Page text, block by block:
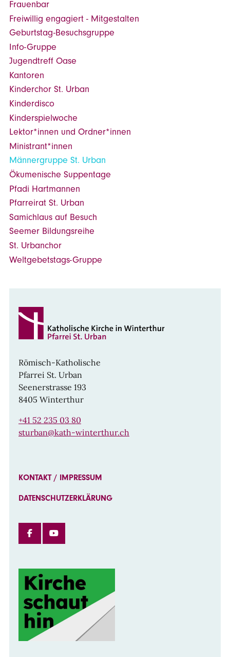
Frauenbar
Freiwillig engagiert - Mitgestalten
Geburtstag-Besuchsgruppe
Info-Gruppe
Jugendtreff Oase
Kantoren
Kinderchor St. Urban
Kinderdisco
Kinderspielwoche
Lektor*innen und Ordner*innen
Ministrant*innen
Männergruppe St. Urban
Ökumenische Suppentage
Pfadi Hartmannen
Pfarreirat St. Urban
Samichlaus auf Besuch
Seemer Bildungsreihe
St. Urbanchor
Weltgebetstags-Gruppe
Römisch-Katholische
Pfarrei St. Urban
Seenerstrasse 193
8405 Winterthur
+41 52 235 03 80
sturban@kath-winterthur.ch
KONTAKT / IMPRESSUM
DATENSCHUTZERKLÄRUNG
FACEBOOK
INSTAGRAM